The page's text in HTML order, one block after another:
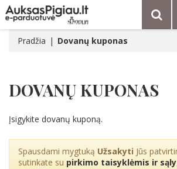
Pradžia Dovanų kuponas
DOVANŲ KUPONAS
Įsigykite dovanų kuponą.
Spausdami mygtuką Užsakyti Jūs
sutinkate su pirkimo taisyklėmis ir